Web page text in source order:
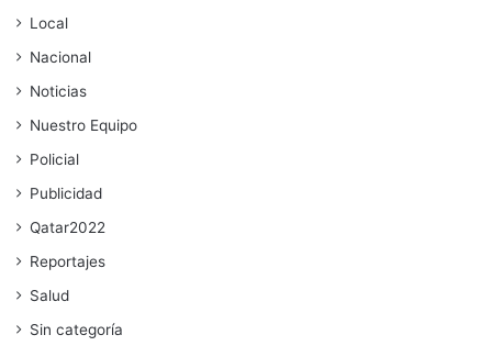
Local
Nacional
Noticias
Nuestro Equipo
Policial
Publicidad
Qatar2022
Reportajes
Salud
Sin categoría